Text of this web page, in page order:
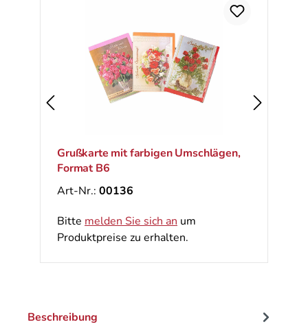
Grußkarte mit farbigen Umschlägen,
Format B6
Art-Nr.: 00136
Bitte melden Sie sich an um
Produktpreise zu erhalten.
Beschreibung